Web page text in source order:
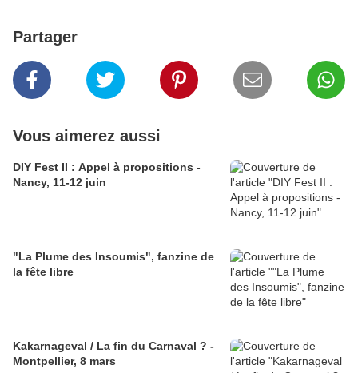
Partager
Vous aimerez aussi
DIY Fest II : Appel à propositions -
Nancy, 11-12 juin
"La Plume des Insoumis", fanzine de
la fête libre
Kakarnageval / La fin du Carnaval ? -
Montpellier, 8 mars